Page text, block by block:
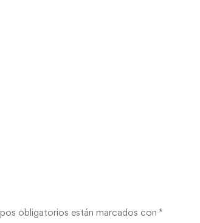
obligatorios están marcados con *